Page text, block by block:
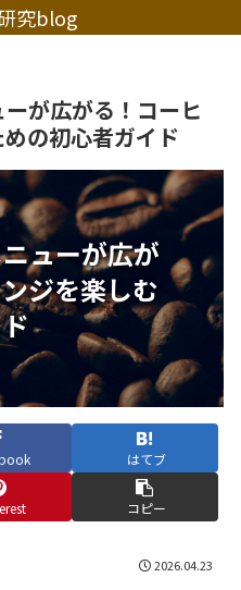
究blog
が広がる！コーヒ
の初心者ガイド
ューが広が
ジを楽しむ
はてブ
コピー
2026.04.23